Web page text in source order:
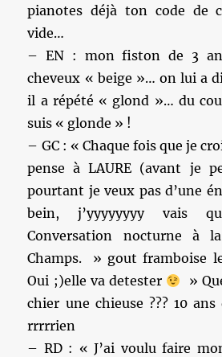
pianotes déjà ton code de
vide…
– EN : mon fiston de 3
cheveux « beige »… on lui a
il a répété « glond »… du
suis « glonde » !
– GC : « Chaque fois que je
pense à LAURE (avant je
pourtant je veux pas d’une
bein, j’yyyyyyyy vais
Conversation nocturne à
Champs. » gout framboise
Oui ;)elle va detester
»
chier une chieuse ??? 10
rrrrrien
– RD : « J’ai voulu faire